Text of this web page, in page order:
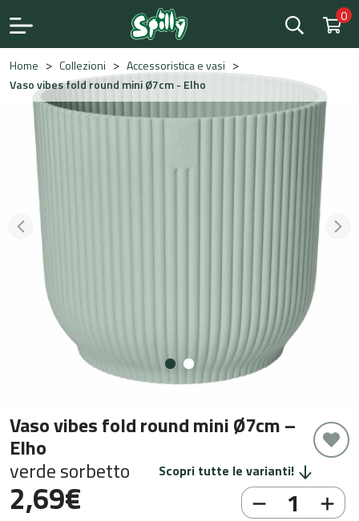
0
Home > Collezioni > Accessoristica e vasi >
Vaso vibes fold round mini Ø7cm - Elho
Vaso vibes fold round mini Ø7cm –
Elho
verde sorbetto
Scopri tutte le varianti!
2,69€